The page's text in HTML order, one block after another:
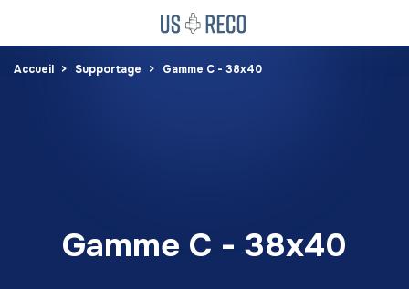
Accueil Supportage Gamme C - 38x40
Gamme C - 38x40